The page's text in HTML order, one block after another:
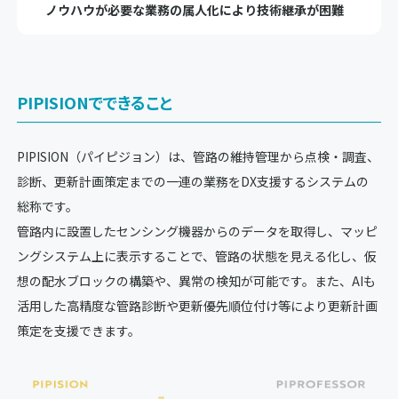
ノウハウが必要な業務の属人化により技術継承が困難
PIPISIONでできること
PIPISION（パイピジョン）は、管路の維持管理から点検・調査、
診断、更新計画策定までの一連の業務をDX支援するシステムの
総称です。
管路内に設置したセンシング機器からのデータを取得し、マッピ
ングシステム上に表示することで、管路の状態を見える化し、仮
想の配水ブロックの構築や、異常の検知が可能です。また、AIも
活用した高精度な管路診断や更新優先順位付け等により更新計画
策定を支援できます。